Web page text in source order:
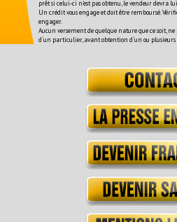
prêt si celui-ci n'est pas obtenu, le vendeur devra
Un crédit vous engage et doit être remboursé.
engager.
Aucun versement de quelque nature que ce soit, ne
d´un particulier, avant obtention d´un ou plusieurs